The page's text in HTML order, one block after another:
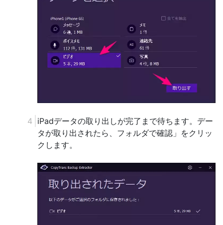
iPadデータの取り出しが完了まで待ちます。デー
タが取り出されたら、フォルダで確認」をクリッ
クします。